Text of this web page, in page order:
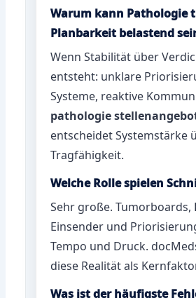
Warum kann Pathologie
Planbarkeit belastend
Wenn Stabilität über
entsteht: unklare
Systeme, reaktive
pathologie
entscheidet Systemstärke
Tragfähigkeit.
Welche Rolle spielen
Sehr große. Tumorboards,
Einsender und
Tempo und Druck.
diese Realität als
Was ist der häufigste